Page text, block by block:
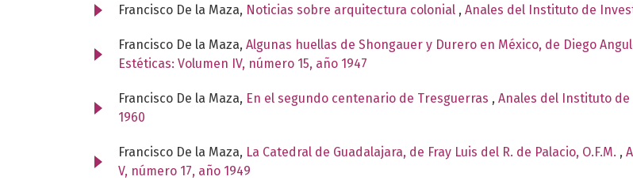
Francisco De la Maza, Noticias sobre arquitectura colonial , Anales del Instituto de
Francisco De la Maza, Algunas huellas de Shongauer y Durero en México, de Diego
Estéticas: Volumen IV, número 15, año 1947
Francisco De la Maza, En el segundo centenario de Tresguerras , Anales del Instituto de
1960
Francisco De la Maza, La Catedral de Guadalajara, de Fray Luis del R. de Palacio, O.F.M. ,
V, número 17, año 1949